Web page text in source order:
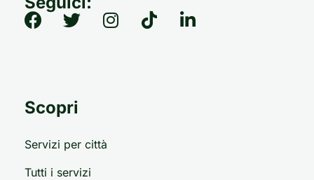
Scopri
Servizi per città
Tutti i servizi